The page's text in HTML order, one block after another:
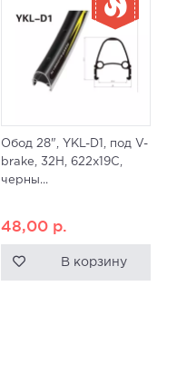
Обод 28", YKL-D1, под V-
brake, 32H, 622x19С,
черны...
48,00 р.
В корзину